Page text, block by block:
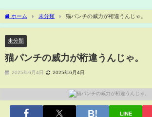
ホーム 未分類 猫パンチの威力が桁違うんじゃ。
未分類
猫パンチの威力が桁違うんじゃ。
2025年6月4日 2025年6月4日
LINE